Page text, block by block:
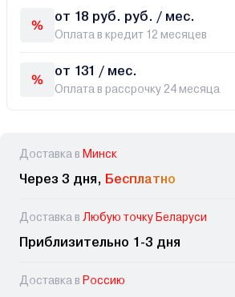
от 18 руб. руб. / мес.
Оплата в кредит 12 месяцев
от 131 / мес.
Оплата в рассрочку 24 месяца
Доставка в Минск
Через 3 дня, Бесплатно
Доставка в Любую точку Беларуси
Приблизительно 1-3 дня
Доставка в Россию